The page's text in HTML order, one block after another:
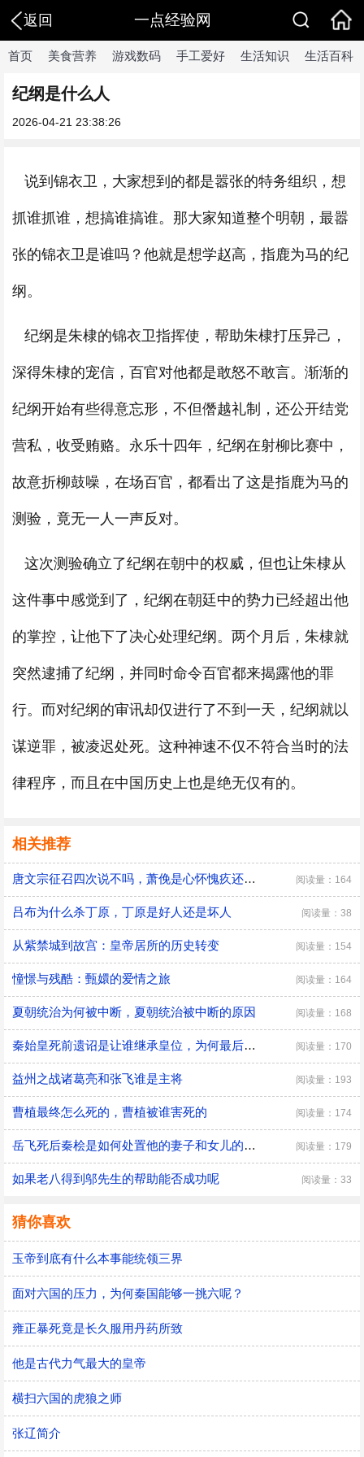
返回 一点经验网
首页 美食营养 游戏数码 手工爱好 生活知识 生活百科
纪纲是什么人
2026-04-21 23:38:26
说到锦衣卫，大家想到的都是嚣张的特务组织，想
抓谁抓谁，想搞谁搞谁。那大家知道整个明朝，最嚣
张的锦衣卫是谁吗？他就是想学赵高，指鹿为马的纪
纲。
纪纲是朱棣的锦衣卫指挥使，帮助朱棣打压异己，
深得朱棣的宠信，百官对他都是敢怒不敢言。渐渐的
纪纲开始有些得意忘形，不但僭越礼制，还公开结党
营私，收受贿赂。永乐十四年，纪纲在射柳比赛中，
故意折柳鼓噪，在场百官，都看出了这是指鹿为马的
测验，竟无一人一声反对。
这次测验确立了纪纲在朝中的权威，但也让朱棣从
这件事中感觉到了，纪纲在朝廷中的势力已经超出他
的掌控，让他下了决心处理纪纲。两个月后，朱棣就
突然逮捕了纪纲，并同时命令百官都来揭露他的罪
行。而对纪纲的审讯却仅进行了不到一天，纪纲就以
谋逆罪，被凌迟处死。这种神速不仅不符合当时的法
律程序，而且在中国历史上也是绝无仅有的。
相关推荐
唐文宗征召四次说不吗，萧俛是心怀愧疚还是居功自傲 阅读量：164
吕布为什么杀丁原，丁原是好人还是坏人 阅读量：38
从紫禁城到故宫：皇帝居所的历史转变 阅读量：154
憧憬与残酷：甄嬛的爱情之旅 阅读量：164
夏朝统治为何被中断，夏朝统治被中断的原因 阅读量：168
秦始皇死前遗诏是让谁继承皇位，为何最后是胡亥继位 阅读量：170
益州之战诸葛亮和张飞谁是主将 阅读量：193
曹植最终怎么死的，曹植被谁害死的 阅读量：174
​岳飞死后秦桧是如何处置他的妻子和女儿的，秦桧怎么处置岳飞家人的 阅读量：179
如果老八得到邬先生的帮助能否成功呢 阅读量：33
猜你喜欢
玉帝到底有什么本事能统领三界
面对六国的压力，为何秦国能够一挑六呢？
雍正暴死竟是长久服用丹药所致
他是古代力气最大的皇帝
横扫六国的虎狼之师
张辽简介